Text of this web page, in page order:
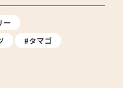
ー
#タマゴ